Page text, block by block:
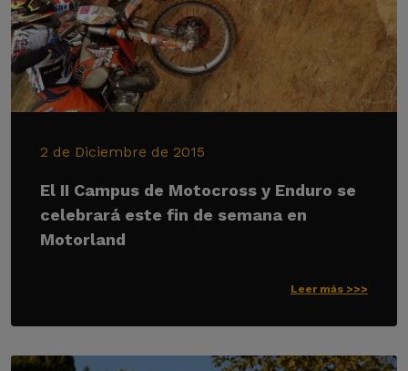
2 de Diciembre de 2015
El II Campus de Motocross y Enduro se
celebrará este fin de semana en
Motorland
Leer más >>>